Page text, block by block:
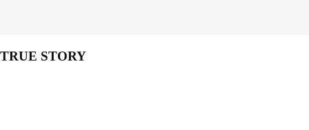
TRUE STORY